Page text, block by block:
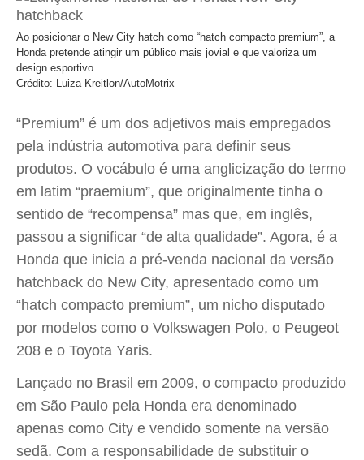
Ao posicionar o New City hatch como “hatch compacto premium”, a
Honda pretende atingir um público mais jovial e que valoriza um
design esportivo
Crédito: Luiza Kreitlon/AutoMotrix
“Premium” é um dos adjetivos mais empregados
pela indústria automotiva para definir seus
produtos. O vocábulo é uma anglicização do termo
em latim “praemium”, que originalmente tinha o
sentido de “recompensa” mas que, em inglês,
passou a significar “de alta qualidade”. Agora, é a
Honda que inicia a pré-venda nacional da versão
hatchback do New City, apresentado como um
“hatch compacto premium”, um nicho disputado
por modelos como o Volkswagen Polo, o Peugeot
208 e o Toyota Yaris.
Lançado no Brasil em 2009, o compacto produzido
em São Paulo pela Honda era denominado
apenas como City e vendido somente na versão
sedã. Com a responsabilidade de substituir o